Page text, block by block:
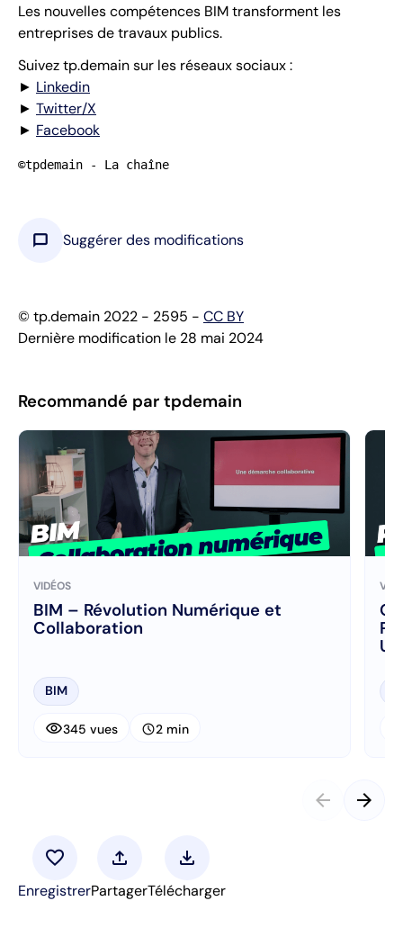
Les nouvelles compétences BIM transforment les
entreprises de travaux publics.
Suivez tp.demain sur les réseaux sociaux :
► Linkedin
► Twitter/X
► Facebook
©tpdemain - La chaîne
chat_bubble Suggérer des modifications
© tp.demain 2022 - 2595 - CC BY
Dernière modification le 28 mai 2024
Recommandé par tpdemain
VIDÉOS
BIM – Révolution Numérique et
Collaboration
BIM
visibility345 vues schedule2 min
arrow_back arrow_forward
favorite
Enregistrer
upload
Partager
download
Télécharger